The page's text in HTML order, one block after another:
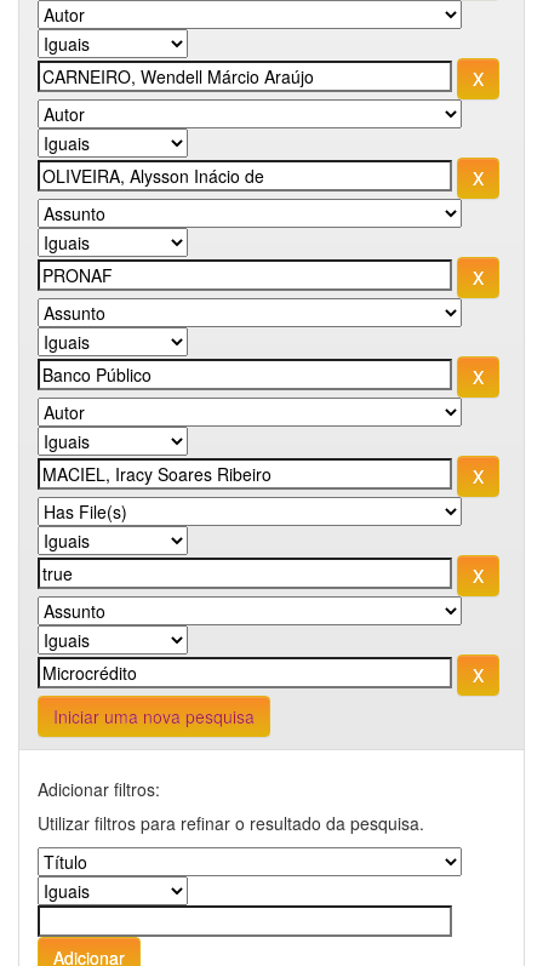
Iniciar uma nova pesquisa
Adicionar filtros:
Utilizar filtros para refinar o resultado da pesquisa.